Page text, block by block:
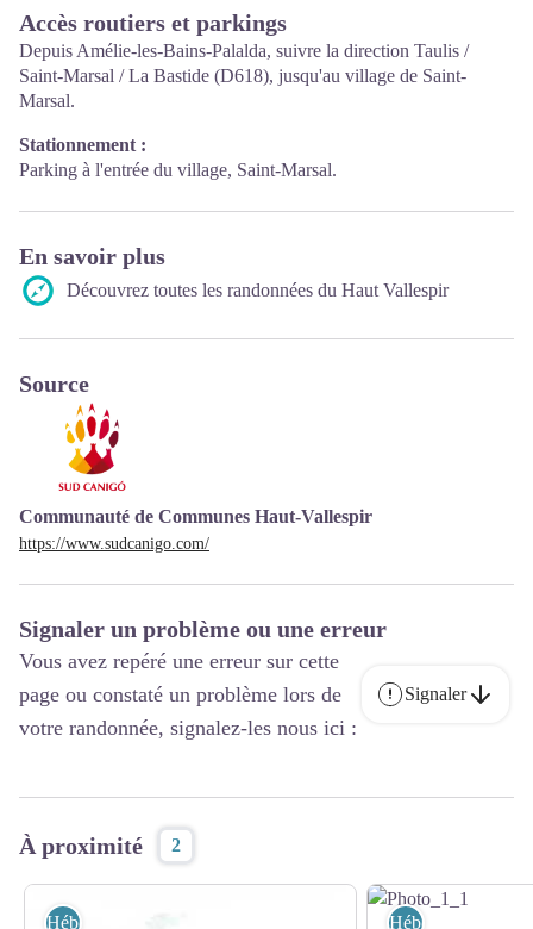
Accès routiers et parkings
Depuis Amélie-les-Bains-Palalda, suivre la direction Taulis /
Saint-Marsal / La Bastide (D618), jusqu'au village de Saint-
Marsal.
Stationnement :
Parking à l'entrée du village, Saint-Marsal.
En savoir plus
Découvrez toutes les randonnées du Haut Vallespir
Source
Communauté de Communes Haut-Vallespir
https://www.sudcanigo.com/
Signaler un problème ou une erreur
Vous avez repéré une erreur sur cette
page ou constaté un problème lors de
votre randonnée, signalez-les nous ici :
Signaler
À proximité 2
Hébergement Hébergement